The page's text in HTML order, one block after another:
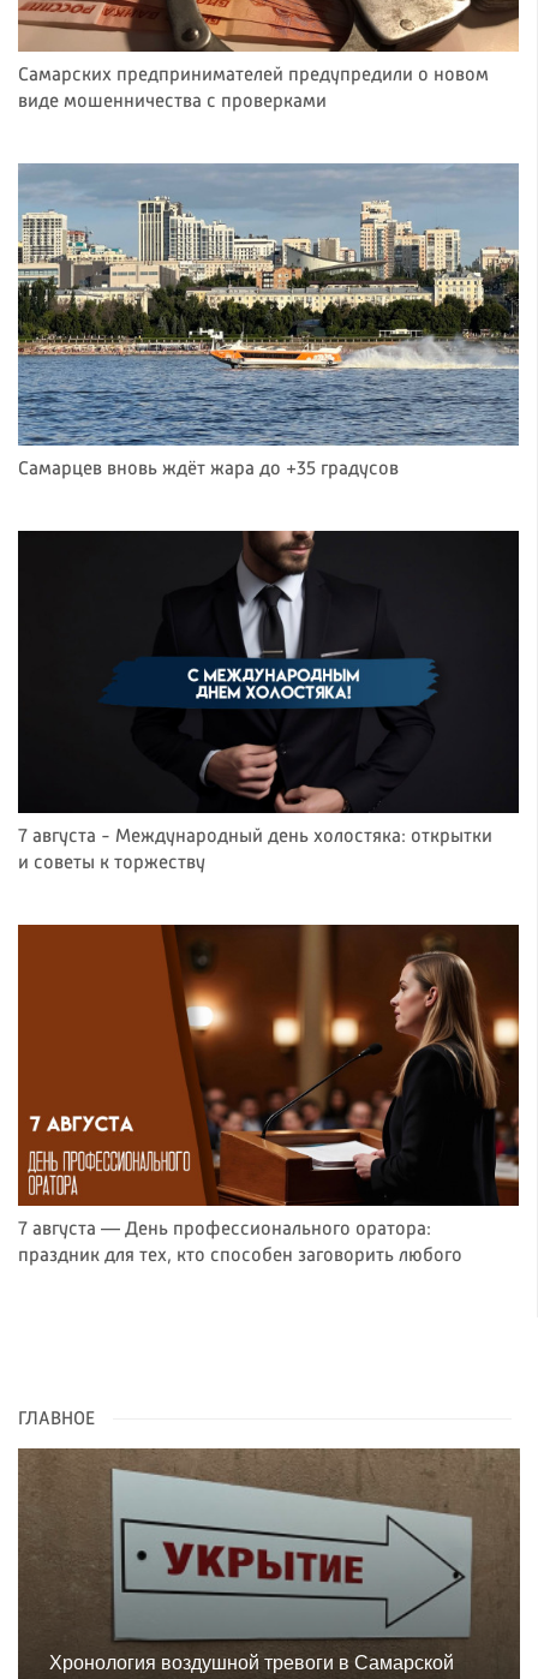
Самарских предпринимателей предупредили о новом
виде мошенничества с проверками
Самарцев вновь ждёт жара до +35 градусов
7 августа - Международный день холостяка: открытки
и советы к торжеству
7 августа — День профессионального оратора:
праздник для тех, кто способен заговорить любого
ГЛАВНОЕ
Хронология воздушной тревоги в Самарской